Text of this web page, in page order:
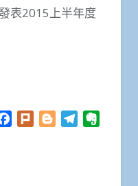
表2015上半年度
Facebook
Plurk BloggerTelegram